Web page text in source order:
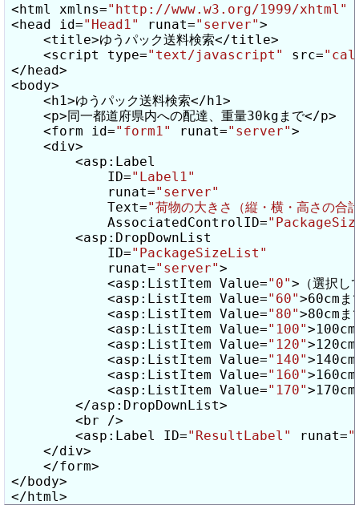
<html xmlns="http://www.w3.org/1999/xhtml"
<head id="Head1" runat="server">
    <title>ゆうパック送料検索</title>
    <script type=
"text/javascript" src=
</head>
<body>
    <h1>ゆうパック送料検索</h1>
    <p>同一都道府県内への配達、重量30kgまで</p>
    <form id=
"form1" runat="server">
    <div>
        <asp:Label
            ID=
"Label1"
            runat=
"server"
            Text=
"荷物の大きさ（縦・横・高さの
            AssociatedControlID=
        <asp:DropDownList
            ID=
"PackageSizeList"
            runat=
"server">
            <asp:ListItem Value=
"0">（選択
            <asp:ListItem Value=
"60">60cm
            <asp:ListItem Value=
"80">80cm
            <asp:ListItem Value=
"100"
            <asp:ListItem Value=
"120"
            <asp:ListItem Value=
"140"
            <asp:ListItem Value=
"160"
            <asp:ListItem Value=
"170"
        </asp:DropDownList>
        <br />
        <asp:Label ID=
"ResultLabel" runat=
    </div>
    </form>
</body>
</html>